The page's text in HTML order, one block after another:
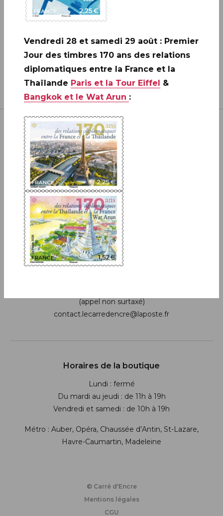
Inscrivez-vous à notre newsletter
JE M'ABONNE
Boutique
(appel non surtaxé)
contact.lecarredencre@laposte.fr
Horaires de la boutique
Lundi : fermé
Du mardi au jeudi : de 11h à 19h
Vendredi et samedi : de 10h à 19h
Métro : Auber, Opéra, Chaussée d’Antin, St-Lazare,
Havre-Caumartin, Madeleine
© Carré d'Encre
Mentions légales
CGU
Vendredi 28 et samedi 29 août : Premier
Jour des timbres 170 ans des relations
diplomatiques entre la France et la
Thaïlande Paris et la Tour Eiffel &
Bangkok et le Wat Arun :